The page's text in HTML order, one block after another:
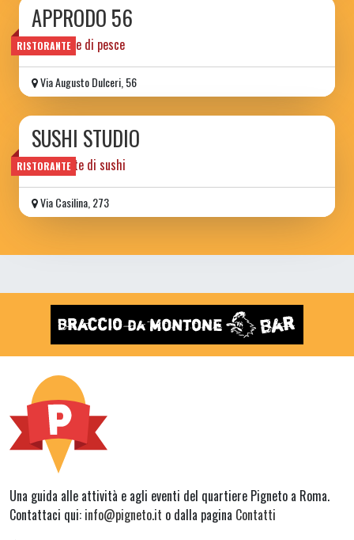
RISTORANTE
APPRODO 56
ristorante di pesce
Via Augusto Dulceri, 56
RISTORANTE
SUSHI STUDIO
Ristorante di sushi
Via Casilina, 273
Una guida alle attività e agli eventi del quartiere Pigneto a Roma.
Contattaci qui: info@pigneto.it o dalla pagina Contatti